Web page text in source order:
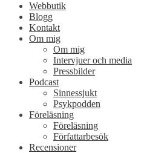
Webbutik
Blogg
Kontakt
Om mig
Om mig
Intervjuer och media
Pressbilder
Podcast
Sinnessjukt
Psykpodden
Föreläsning
Föreläsning
Författarbesök
Recensioner